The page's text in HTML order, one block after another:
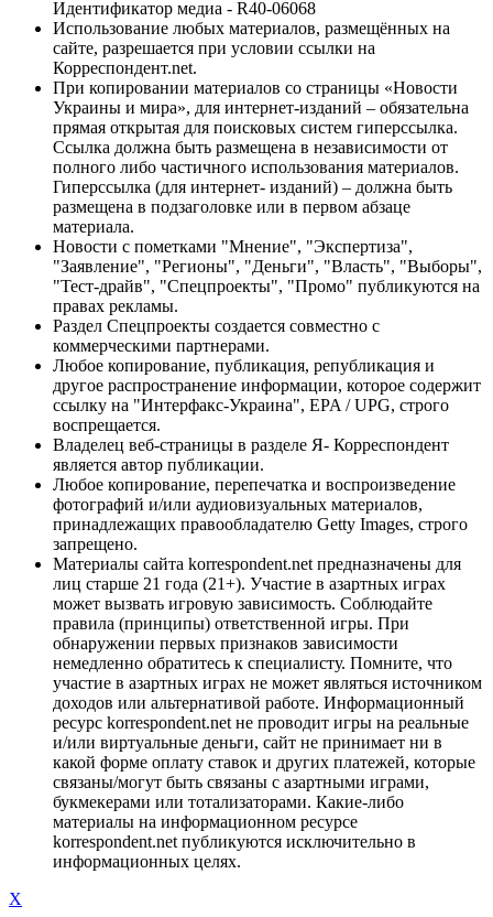
Идентификатор медиа - R40-06068
Использование любых материалов, размещённых на
сайте, разрешается при условии ссылки на
Корреспондент.net.
При копировании материалов со страницы «Новости
Украины и мира», для интернет-изданий – обязательна
прямая открытая для поисковых систем гиперссылка.
Ссылка должна быть размещена в независимости от
полного либо частичного использования материалов.
Гиперссылка (для интернет- изданий) – должна быть
размещена в подзаголовке или в первом абзаце
материала.
Новости с пометками "Мнение", "Экспертиза",
"Заявление", "Регионы", "Деньги", "Власть", "Выборы",
"Тест-драйв", "Спецпроекты", "Промо" публикуются на
правах рекламы.
Раздел Спецпроекты создается совместно с
коммерческими партнерами.
Любое копирование, публикация, републикация и
другое распространение информации, которое содержит
ссылку на "Интерфакс-Украина", EPA / UPG, строго
воспрещается.
Владелец веб-страницы в разделе Я- Корреспондент
является автор публикации.
Любое копирование, перепечатка и воспроизведение
фотографий и/или аудиовизуальных материалов,
принадлежащих правообладателю Getty Images, строго
запрещено.
Материалы сайта korrespondent.net предназначены для
лиц старше 21 года (21+). Участие в азартных играх
может вызвать игровую зависимость. Соблюдайте
правила (принципы) ответственной игры. При
обнаружении первых признаков зависимости
немедленно обратитесь к специалисту. Помните, что
участие в азартных играх не может являться источником
доходов или альтернативой работе. Информационный
ресурс korrespondent.net не проводит игры на реальные
и/или виртуальные деньги, сайт не принимает ни в
какой форме оплату ставок и других платежей, которые
связаны/могут быть связаны с азартными играми,
букмекерами или тотализаторами. Какие-либо
материалы на информационном ресурсе
korrespondent.net публикуются исключительно в
информационных целях.
X